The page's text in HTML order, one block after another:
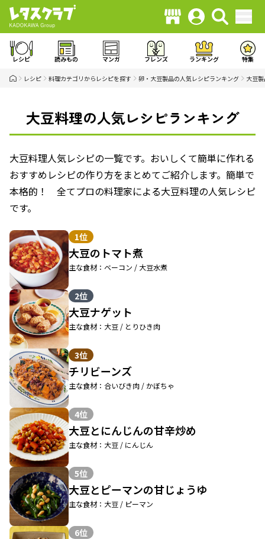
レシピ 読みもの マンガ フレンズ ランキング 特集
レシピ 料理カテゴリからレシピを探す 卵・大豆製品の人気レシピランキング 大豆
大豆料理の人気レシピランキング
大豆料理人気レシピの一覧です。おいしくて簡単に作れる
おすすめレシピの作り方をまとめてご紹介します。簡単で
本格的！ 全てプロの料理家による大豆料理の人気レシピ
です。
1位
大豆のトマト煮
主な食材：ベーコン / 大豆水煮
2位
大豆ナゲット
主な食材：大豆 / とりひき肉
3位
チリビーンズ
主な食材：合いびき肉 / かぼちゃ
4位
大豆とにんじんの甘辛炒め
主な食材：大豆 / にんじん
5位
大豆とピーマンの甘じょうゆ
主な食材：大豆 / ピーマン
6位